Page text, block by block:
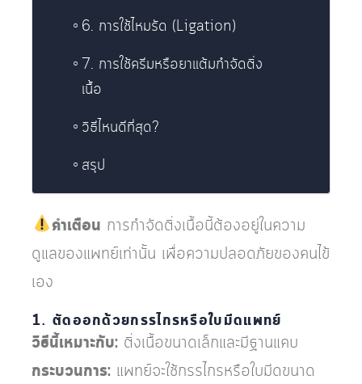
6. การใช้ไหมรัด (Ligation)
7. การใช้ครีมหรือยาแต้มกำจัดติ่ง
เนื้อ
วิธีไหนดีที่สุด?
สรุป
คำเตือน การกำจัดติ่งเนื้อนี้ต้องอยู่ในความ
ดูแลของแพทย์เท่านั้น เพื่อความปลอดภัยของคนไข้
เอง
1. ตัดออกด้วยกรรไกรหรือใบมีดแพทย์
วิธีนี้เหมาะกับ: ติ่งเนื้อขนาดเล็กและมีฐานแคบ
กระบวนการ: แพทย์จะใช้กรรไกรหรือใบมีดขนาด